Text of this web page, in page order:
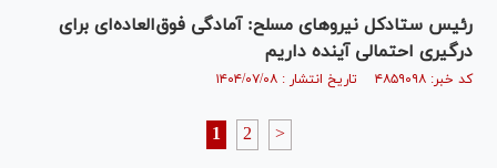
رئیس ستادکل نیروهای مسلح: آمادگی فوق‌العاده‌ای برای
درگیری احتمالی آینده داریم
کد خبر: ۴۸۵۹۰۹۸ تاریخ انتشار : ۱۴۰۴/۰۷/۰۸
1 2 >